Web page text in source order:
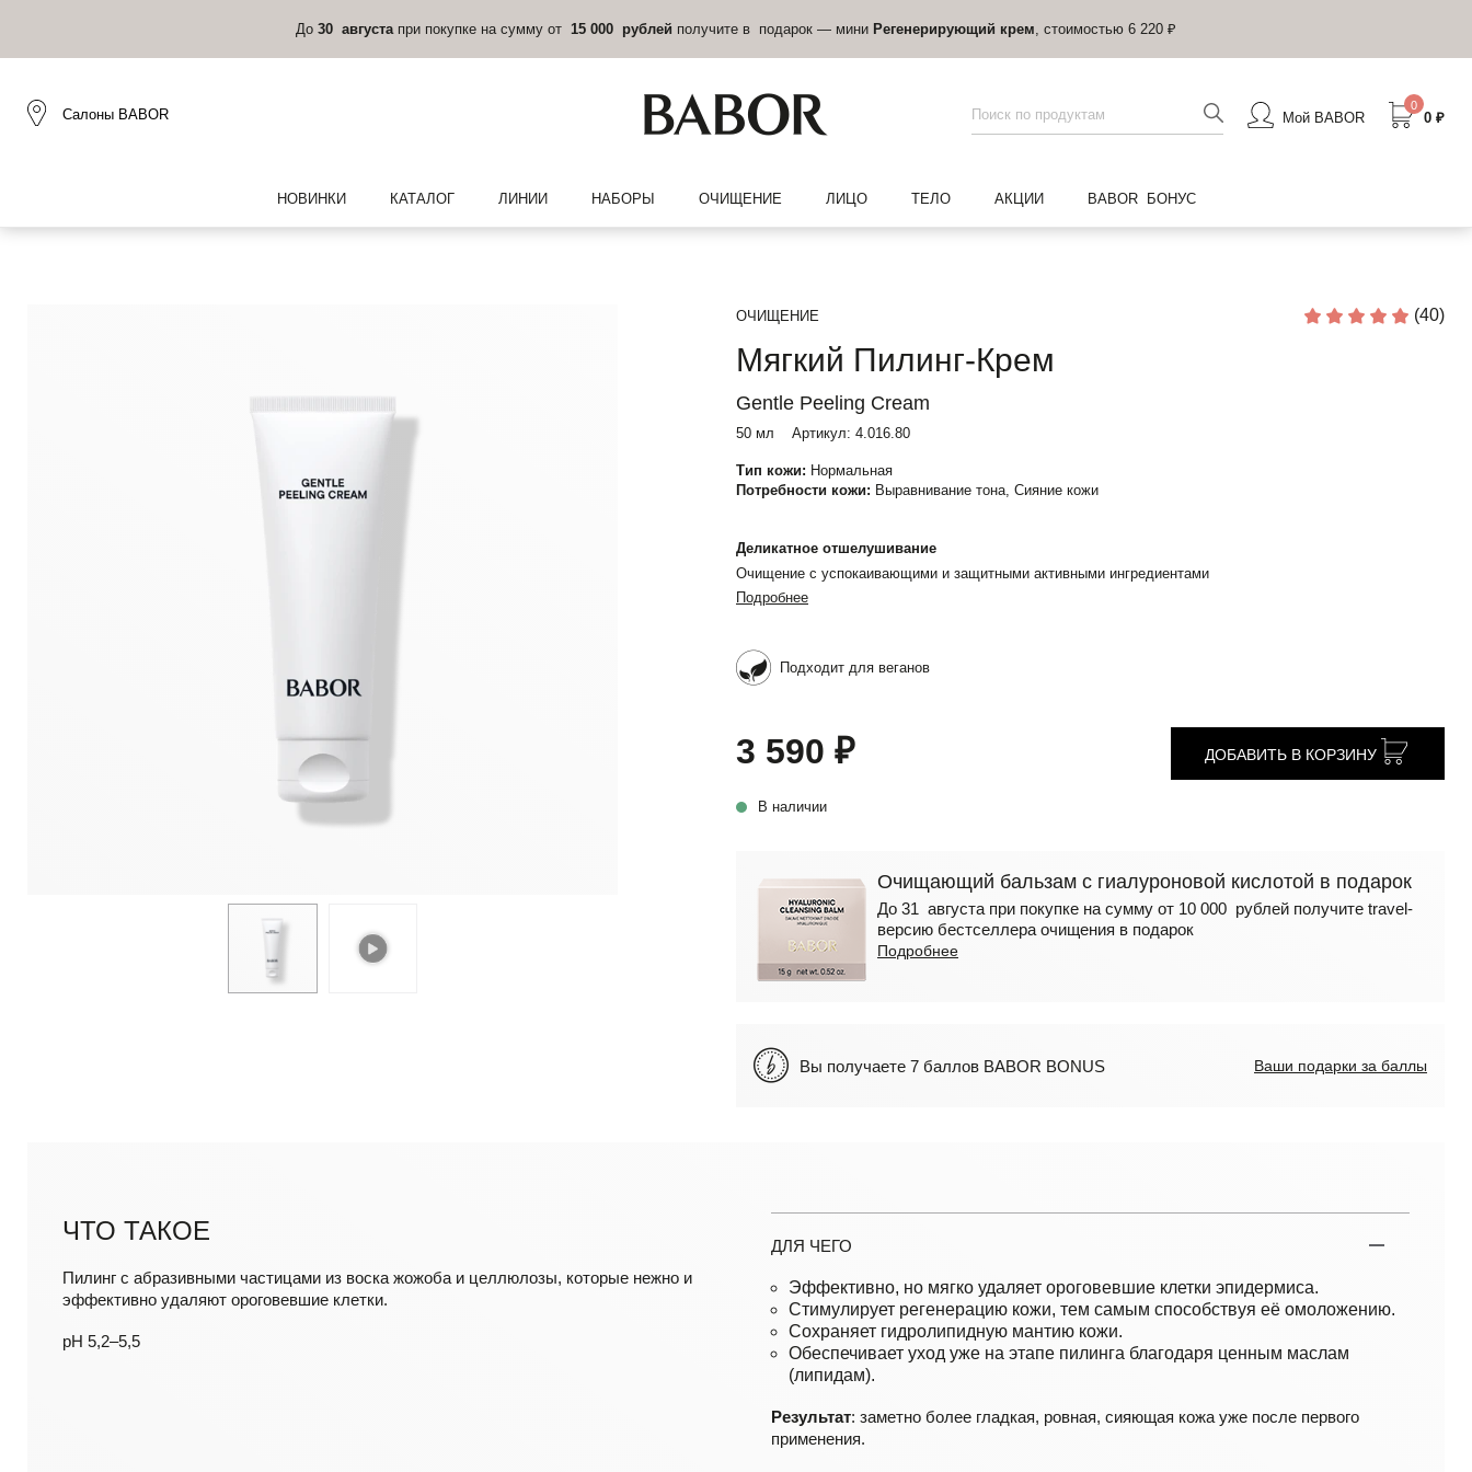
До 30 августа при покупке на сумму от 15 000 рублей получите в подарок — мини Регенерирующий крем , стоимостью 6 220 ₽
Салоны BABOR Мой BABOR
0
0 ₽
НОВИНКИ КАТАЛОГ ЛИНИИ НАБОРЫ ОЧИЩЕНИЕ ЛИЦО ТЕЛО АКЦИИ BABOR БОНУС
ОЧИЩЕНИЕ (40)
Мягкий Пилинг-Крем
Gentle Peeling Cream
50 мл Артикул: 4.016.80
Тип кожи: Нормальная
Потребности кожи: Выравнивание тона, Сияние кожи
Деликатное отшелушивание
Очищение с успокаивающими и защитными активными ингредиентами
Подробнее
Подходит для веганов
3 590 ₽
В наличии
ДОБАВИТЬ В КОРЗИНУ
Очищающий бальзам с гиалуроновой кислотой в подарок
До 31 августа при покупке на сумму от 10 000 рублей получите travel-
версию бестселлера очищения в подарок
Подробнее
Вы получаете 7 баллов BABOR BONUS Ваши подарки за баллы
ЧТО ТАКОЕ
Пилинг с абразивными частицами из воска жожоба и целлюлозы, которые нежно и
эффективно удаляют ороговевшие клетки.
pH 5,2–5,5
ДЛЯ ЧЕГО
Эффективно, но мягко удаляет ороговевшие клетки эпидермиса.
Стимулирует регенерацию кожи, тем самым способствуя её омоложению.
Сохраняет гидролипидную мантию кожи.
Обеспечивает уход уже на этапе пилинга благодаря ценным маслам
(липидам).
Результат: заметно более гладкая, ровная, сияющая кожа уже после первого
применения.